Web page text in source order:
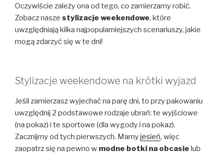
Oczywiście zależy ona od tego, co zamierzamy robić.
Zobacz nasze stylizacje weekendowe, które
uwzględniają kilka najpopularniejszych scenariuszy, jakie
mogą zdarzyć się w te dni!
Stylizacje weekendowe na krótki wyjazd
Jeśli zamierzasz wyjechać na parę dni, to przy pakowaniu
uwzględnij 2 podstawowe rodzaje ubrań: te wyjściowe
(na pokaz) i te sportowe (dla wygody i na pokaz).
Zacznijmy od tych pierwszych. Mamyjesień, więc
zaopatrz się na pewno w modne botki na obcasie lub